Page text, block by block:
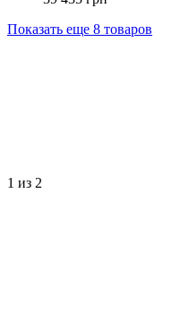
Показать еще 8 товаров
1 из 2